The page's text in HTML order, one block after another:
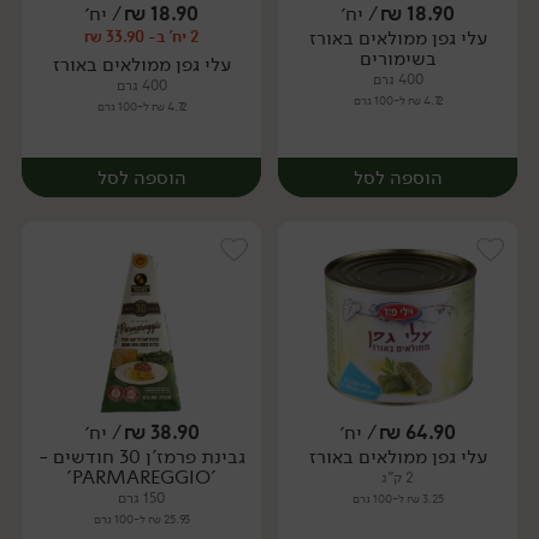
יח׳ יח׳
18.90
₪/ יח׳
עלי גפן ממולאים באורז
בשימורים
400 גרם
4.72 ₪ ל-100 גרם
הוספה לסל
יח׳
18.90
₪/ יח׳
2 יח' ב- 33.90 ₪
עלי גפן ממולאים באורז
400 גרם
4.72 ₪ ל-100 גרם
הוספה לסל
יח׳
64.90
₪/ יח׳
עלי גפן ממולאים באורז
2 ק"ג
3.25 ₪ ל-100 גרם
38.90
₪/ יח׳
גבינת פרמז'ן 30 חודשים -
'PARMAREGGIO'
150 גרם
25.93 ₪ ל-100 גרם